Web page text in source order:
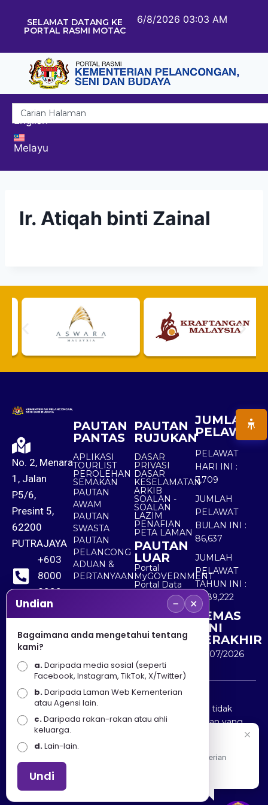
SELAMAT DATANG KE
PORTAL RASMI MOTAC
6/8/2026 03:03 AM
English
Melayu
Ir. Atiqah binti Zainal
No. 2, Menara
1, Jalan
P5/6,
Presint 5,
62200
PUTRAJAYA
+603
8000
8000
+603
8891
7100
PAUTAN
PANTAS
APLIKASI
TOURLIST
PEROLEHAN
SEMAKAN
PAUTAN
AWAM
PAUTAN
SWASTA
PAUTAN
PELANCONG
ADUAN &
PERTANYAAN
PAUTAN
RUJUKAN
DASAR
PRIVASI
DASAR
KESELAMATAN
ARKIB
SOALAN -
SOALAN
LAZIM
PENAFIAN
PETA LAMAN
PAUTAN
LUAR
Portal
MyGOVERNMENT
Portal Data
Terbuka
Sektor Awam
JUMLAH
PELAWAT
PELAWAT
HARI INI :
7,709
JUMLAH
PELAWAT
BULAN INI :
86,637
JUMLAH
PELAWAT
TAHUN INI :
5,489,222
KEMAS
KINI
TERAKHIR
30/07/2026
Penafian : Kerajaan Malaysia dan Kementerian
Pelancongan Seni dan Budaya (MOTAC) adalah tidak
bertanggungjawab atas kehilangan atau kerugian yang
disebabkan oleh penggunaan mana-mana maklumat
yang diperolehi dari portal ini.
Hakcipta © 2025 KEMENTERIAN PELANCONGAN SENI
DAN BUDAYA. | Hak Cipta Terpelihara.
Undian − ×
Bagaimana anda mengetahui tentang
kami?
a.Daripada media sosial (seperti
Facebook, Instagram, TikTok, X/Twitter)
b.Daripada Laman Web Kementerian
atau Agensi lain.
c.Daripada rakan-rakan atau ahli
keluarga.
d.Lain-lain.
Undi
Apa Khabar! Selamat datang ke Portal Rasmi Kementerian
Pelancongan, Seni dan Budaya